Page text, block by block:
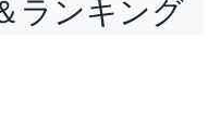
ランキング